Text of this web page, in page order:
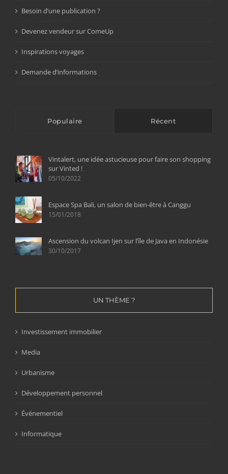
Besoin d’une publication ?
Devenez vendeur sur ComeUp
Inspirations voyages
Demande d’informations
Populaire Récent
Vintalert, une idée astucieuse pour faire son shopping
sur Vinted !
05/10/2022
Espace Spa Bali, un salon de bien-être à Canggu
15/01/2018
Ascension du volcan Ijen sur l’île de Java en Indonésie
30/10/2017
UN THÈME ?
Investissement immobilier
Media
Urbanisme
Développement personnel
Événementiel
Informatique